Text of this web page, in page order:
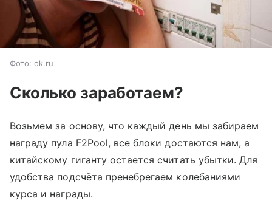
Фото: ok.ru
Сколько заработаем?
Возьмем за основу, что каждый день мы забираем
награду пула F2Pool, все блоки достаются нам, а
китайскому гиганту остается считать убытки. Для
удобства подсчёта пренебрегаем колебаниями
курса и награды.